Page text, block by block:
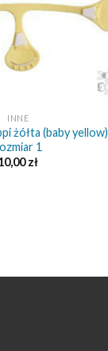
INNE
żółta (baby yellow)
1
zł